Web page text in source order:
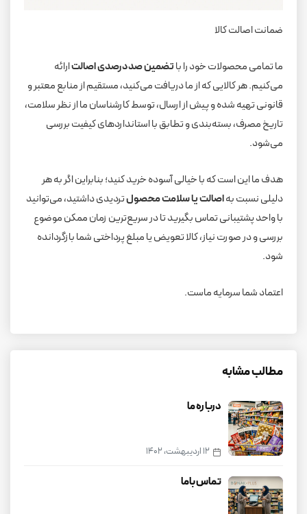
ضمانت اصالت کالا
ما تمامی محصولات خود را باتضمین صددرصدی اصالتارائه
می‌کنیم. هر کالایی که از ما دریافت می‌کنید، مستقیم از منابع معتبر و
قانونی تهیه شده و پیش از ارسال، توسط کارشناسان ما از نظر سلامت،
تاریخ مصرف، بسته‌بندی و تطابق با استانداردهای کیفیت بررسی
می‌شود.
هدف ما این است که با خیالی آسوده خرید کنید؛ بنابراین اگر به هر
دلیلی نسبت بهاصالت یا سلامت محصولتردیدی داشتید، می‌توانید
با واحد پشتیبانی تماس بگیرید تا در سریع‌ترین زمان ممکن موضوع
بررسی و در صورت نیاز، کالا تعویض یا مبلغ پرداختی شما بازگردانده
شود.
اعتماد شما سرمایه ماست.
مطالب مشابه
درباره ما
12 اردیبهشت، 1402
تماس باما